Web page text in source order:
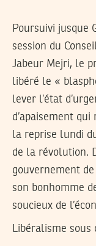
Poursuivi jusque
session du
Jabeur Mejri, le
libéré le «
lever l’état
d’apaisement
la reprise lundi
de la révolution.
gouvernement
son bonhomme
soucieux de
Libéralisme sous